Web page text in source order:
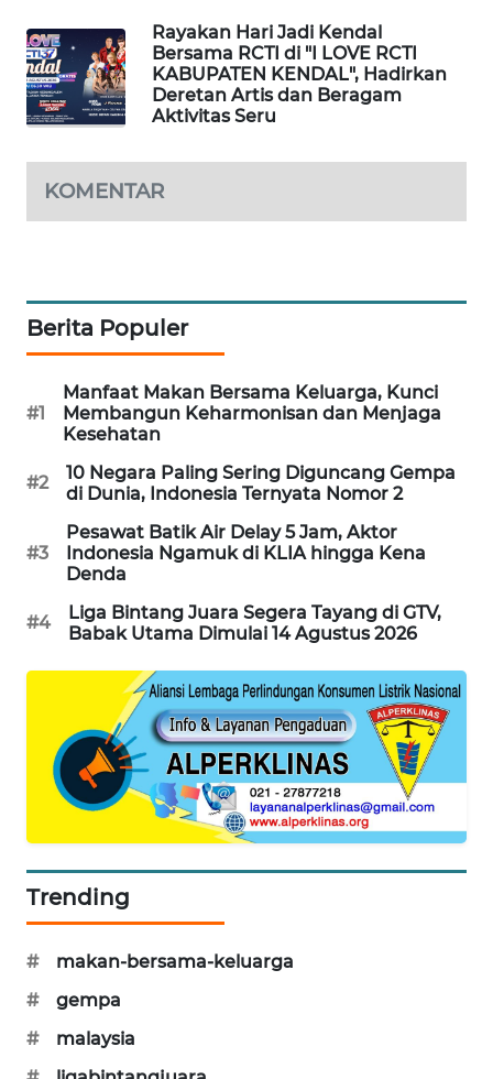
Rayakan Hari Jadi Kendal
Bersama RCTI di "I LOVE RCTI
KABUPATEN KENDAL", Hadirkan
Deretan Artis dan Beragam
Aktivitas Seru
KOMENTAR
Berita Populer
#1
Manfaat Makan Bersama Keluarga, Kunci
Membangun Keharmonisan dan Menjaga
Kesehatan
#2
10 Negara Paling Sering Diguncang Gempa
di Dunia, Indonesia Ternyata Nomor 2
#3
Pesawat Batik Air Delay 5 Jam, Aktor
Indonesia Ngamuk di KLIA hingga Kena
Denda
#4
Liga Bintang Juara Segera Tayang di GTV,
Babak Utama Dimulai 14 Agustus 2026
Trending
#
makan-bersama-keluarga
#
gempa
#
malaysia
WAHANANEWS
NET
WAHANA
WAHANA
UMKM
SELEB
PERSONA
WAHANA
OTOMOTIF
WAHANA
HEALTH
WAHANA
DESA
WAHANA
Wahana
KONSUMEN
LISTRIK
MASYARAKAT
WALINKI